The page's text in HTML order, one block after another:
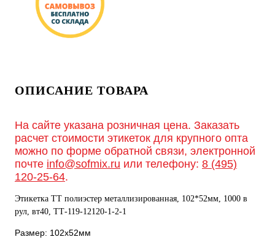
ОПИСАНИЕ ТОВАРА
На сайте указана розничная цена. Заказать
расчет стоимости этикеток для крупного опта
можно по форме обратной связи, электронной
почте info@sofmix.ru или телефону: 8 (495)
120-25-64.
Этикетка ТТ полиэстер металлизированная, 102*52мм, 1000 в
рул, вт40, ТТ-119-12120-1-2-1
Размер: 102х52мм